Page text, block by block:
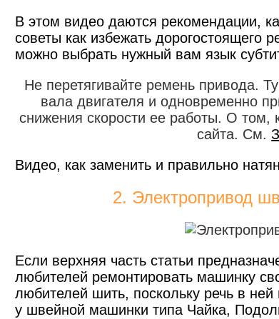
В этом видео даются рекомендации,
советы как избежать
можно выбрать нужный вам язык
Не перетягивайте ремень привода.
вала двигателя и одновременно
снижения скорости ее работы. О том,
сайта. См.
Видео, как заменить и правильно
2. Электропривод
Если верхняя часть статьи
любителей ремонтировать машинку
любителей шить, поскольку речь в
у швейной машинки типа Чайка,